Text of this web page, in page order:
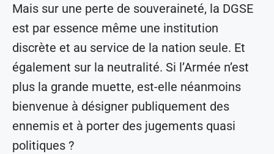
Mais sur une perte de souveraineté, la DGSE
est par essence même une institution
discrète et au service de la nation seule. Et
également sur la neutralité. Si l’Armée n’est
plus la grande muette, est-elle néanmoins
bienvenue à désigner publiquement des
ennemis et à porter des jugements quasi
politiques ?